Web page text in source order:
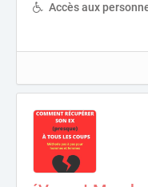
Accès aux